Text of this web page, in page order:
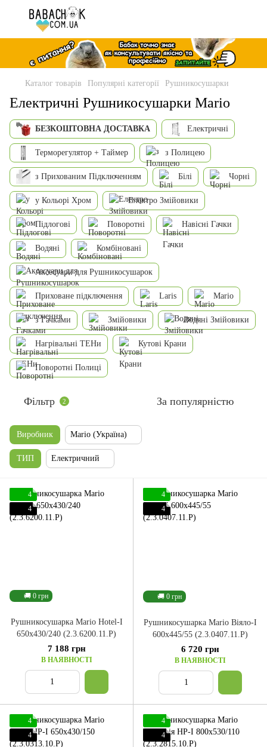
Каталог товарів Популярні категорії Рушникосушарки
Електричні Рушникосушарки Mario
БЕЗКОШТОВНА ДОСТАВКА Електричні
Терморегулятор + Таймер з Полицею
з Прихованим Підключенням Білі Чорні
у Кольорі Хром Електро Змійовики
Підлогові Поворотні Навісні Гачки
Водяні Комбіновані
Аксесуари для Рушникосушарок
Приховане підключення Laris Mario
з Гачками Змійовики Водяні Змійовики
Нагрівальні ТЕНи Кутові Крани
Поворотні Полиці
Фільтр 2 За популярністю
Виробник Mario (Україна)
ТИП Електричний
🚚 0 грн
4
4
Рушникосушарка Mario Hotel-І
650x430/240 (2.3.6200.11.P)
7 188 грн
В НАЯВНОСТІ
🚚 0 грн
4
4
Рушникосушарка Mario Віяло-I
600x445/55 (2.3.0407.11.P)
6 720 грн
В НАЯВНОСТІ
4
4
4
4